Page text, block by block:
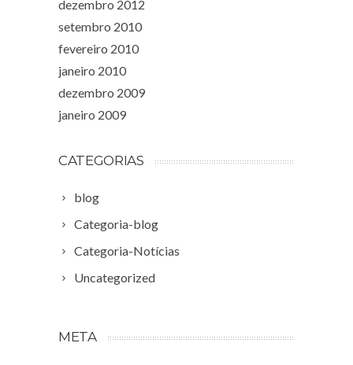
dezembro 2012
setembro 2010
fevereiro 2010
janeiro 2010
dezembro 2009
janeiro 2009
CATEGORIAS
blog
Categoria-blog
Categoria-Notícias
Uncategorized
META